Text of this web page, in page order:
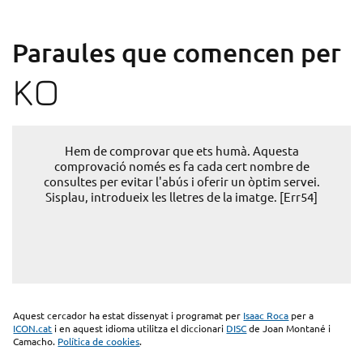
Paraules que comencen per
KO
Hem de comprovar que ets humà. Aquesta
comprovació només es fa cada cert nombre de
consultes per evitar l'abús i oferir un òptim servei.
Sisplau, introdueix les lletres de la imatge. [Err54]
Aquest cercador ha estat dissenyat i programat per Isaac Roca per a
ICON.cat i en aquest idioma utilitza el diccionari DISCde Joan Montané i
Camacho. Política de cookies.